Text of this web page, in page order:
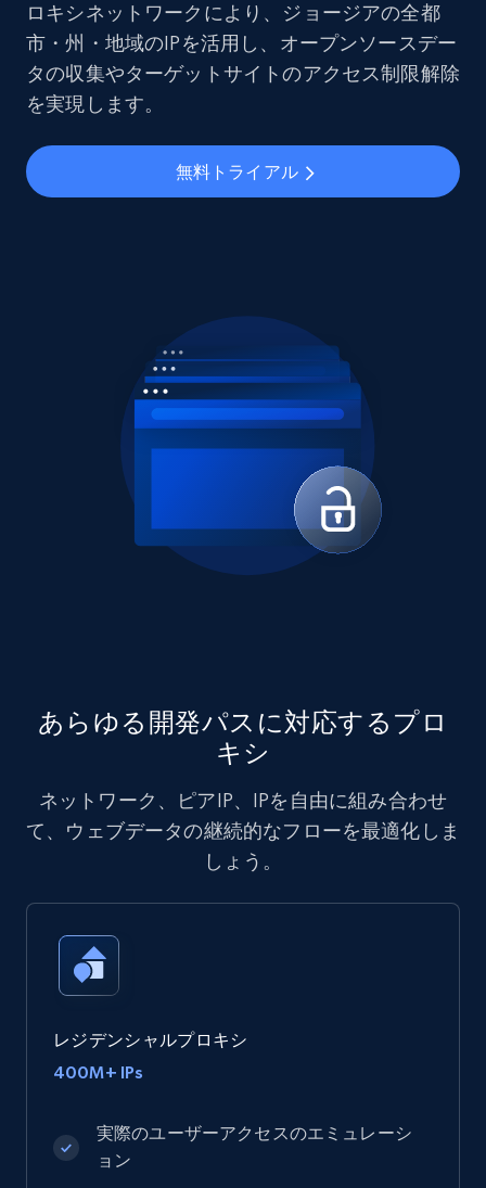
ロキシネットワークにより、ジョージアの全都
市・州・地域のIPを活用し、オープンソースデー
タの収集やターゲットサイトのアクセス制限解除
を実現します。
無料トライアル
あらゆる開発パスに対応するプロ
キシ
ネットワーク、ピアIP、IPを自由に組み合わせ
て、ウェブデータの継続的なフローを最適化しま
しょう。
レジデンシャルプロキシ
400M+ IPs
実際のユーザーアクセスのエミュレーシ
ョン